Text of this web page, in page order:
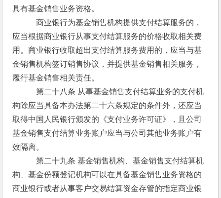
具有基金销售业务资格。
商业银行为基金销售机构提供支付结算服务的，
应当根据商业银行从事支付结算服务的价格收取相关费
用。商业银行收取超出支付结算服务费用的，应当与基
金销售机构签订销售协议，并提供基金销售相关服务，
履行基金销售相关责任。
第二十八条 从事基金销售支付结算业务的支付机
构除应当具备本办法第二十六条规定的条件外，还应当
取得中国人民银行颁发的《支付业务许可证》，且公司
基金销售支付结算业务账户应当与公司其他业务账户有
效隔离。
第二十九条 基金销售机构、基金销售支付结算机
构、基金份额登记机构可以在具备基金销售业务资格的
商业银行或者从事客户交易结算资金存管的指定商业银